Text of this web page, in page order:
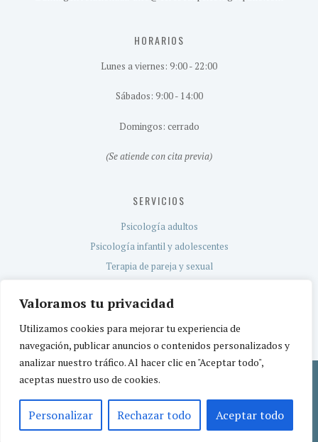
Valoramos tu privacidad
Utilizamos cookies para mejorar tu experiencia de
navegación, publicar anuncios o contenidos personalizados y
analizar nuestro tráfico. Al hacer clic en "Aceptar todo",
aceptas nuestro uso de cookies.
Personalizar Rechazar todo Aceptar todo
HORARIOS
Lunes a viernes: 9:00 - 22:00
Sábados: 9:00 - 14:00
Domingos: cerrado
(Se atiende con cita previa)
SERVICIOS
Psicología adultos
Psicología infantil y adolescentes
Terapia de pareja y sexual
Servicio TEA
Política de privacidad Aviso legal
© 2026 CEREBETIA | Centro de Psicología | Centro sanitario registrado por la